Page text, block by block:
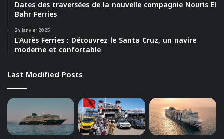
Dates des traversées de la nouvelle compagnie Nouris El
Bahr Ferries
24 janvier 2025
L’Aurès Ferries : Découvrez le Santa Cruz, un navire
moderne et confortable
Last Modified Posts